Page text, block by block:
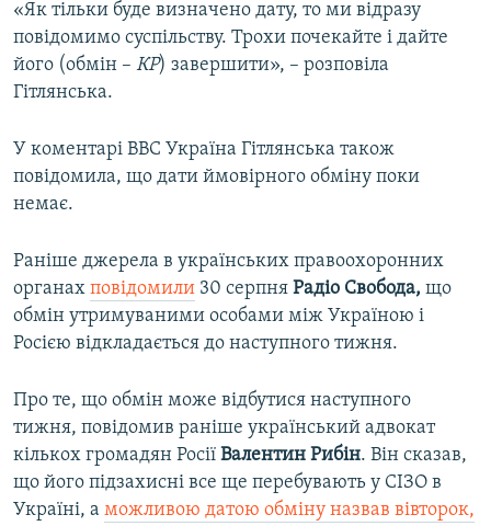
«Як тільки буде визначено дату, то ми відразу
повідомимо суспільству. Трохи почекайте і дайте
його (обмін – КР) завершити», – розповіла
Гітлянська.
У коментарі BBC Україна Гітлянська також
повідомила, що дати ймовірного обміну поки
немає.
Раніше джерела в українських правоохоронних
органах повідомили 30 серпня Радіо Свобода, що
обмін утримуваними особами між Україною і
Росією відкладається до наступного тижня.
Про те, що обмін може відбутися наступного
тижня, повідомив раніше український адвокат
кількох громадян Росії Валентин Рибін. Він сказав,
що його підзахисні все ще перебувають у СІЗО в
Україні, а можливою датою обміну назвав вівторок,